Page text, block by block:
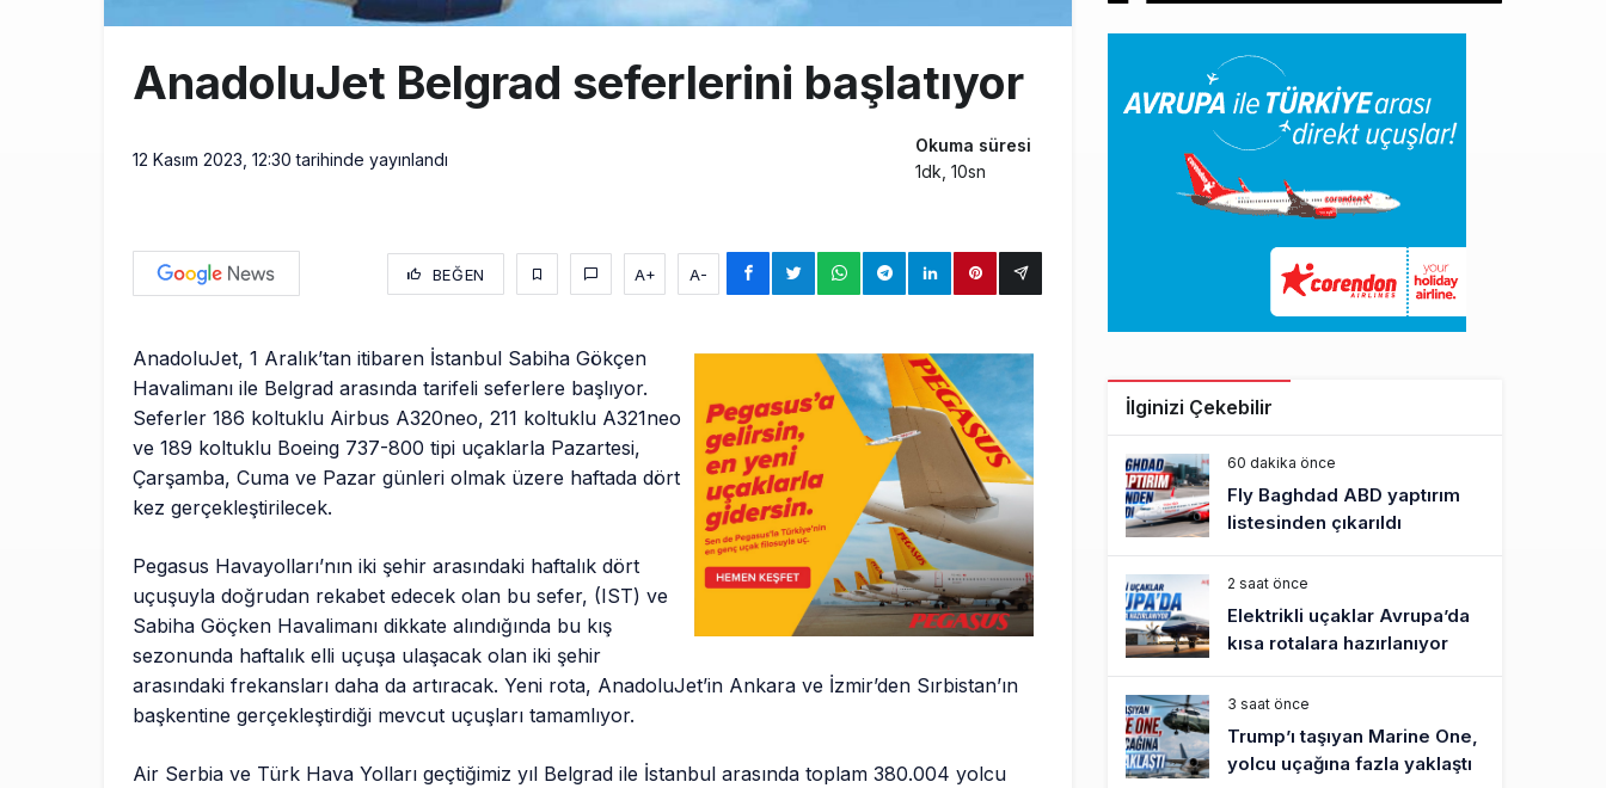
AnadoluJet Belgrad seferlerini başlatıyor
12 Kasım 2023, 12:30 tarihinde yayınlandı
Okuma süresi
1dk, 10sn
BEĞEN A+ A-
AnadoluJet, 1 Aralık’tan itibaren İstanbul Sabiha Gökçen
Havalimanı ile Belgrad arasında tarifeli seferlere başlıyor.
Seferler 186 koltuklu Airbus A320neo, 211 koltuklu A321neo
ve 189 koltuklu Boeing 737-800 tipi uçaklarla Pazartesi,
Çarşamba, Cuma ve Pazar günleri olmak üzere haftada dört
kez gerçekleştirilecek.
Pegasus Havayolları’nın iki şehir arasındaki haftalık dört
uçuşuyla doğrudan rekabet edecek olan bu sefer, (IST) ve
Sabiha Göçken Havalimanı dikkate alındığında bu kış
sezonunda haftalık elli uçuşa ulaşacak olan iki şehir
arasındaki frekansları daha da artıracak. Yeni rota, AnadoluJet’in Ankara ve İzmir’den Sırbistan’ın
başkentine gerçekleştirdiği mevcut uçuşları tamamlıyor.
Air Serbia ve Türk Hava Yolları geçtiğimiz yıl Belgrad ile İstanbul arasında toplam 380.004 yolcu
İlginizi Çekebilir
60 dakika önce
Fly Baghdad ABD yaptırım
listesinden çıkarıldı
2 saat önce
Elektrikli uçaklar Avrupa’da
kısa rotalara hazırlanıyor
3 saat önce
Trump’ı taşıyan Marine One,
yolcu uçağına fazla yaklaştı